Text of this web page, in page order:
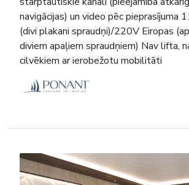
navigācijas) un video pēc pieprasījuma
(divi plakani spraudņi)/220V Eiropas
diviem apaļiem spraudņiem) Nav lifta,
cilvēkiem ar ierobežotu mobilitāti